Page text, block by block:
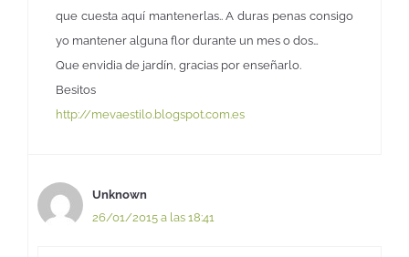
que cuesta aquí mantenerlas.. A duras penas consigo
yo mantener alguna flor durante un mes o dos…
Que envidia de jardín, gracias por enseñarlo.
Besitos
http://mevaestilo.blogspot.com.es
Unknown
26/01/2015 a las 18:41